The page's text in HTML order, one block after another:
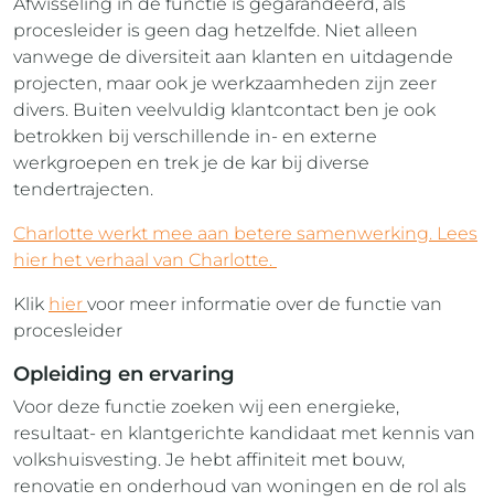
procesleider is geen dag hetzelfde. Niet alleen
vanwege de diversiteit aan klanten en uitdagende
projecten, maar ook je werkzaamheden zijn zeer
divers. Buiten veelvuldig klantcontact ben je ook
betrokken bij verschillende in- en externe
werkgroepen en trek je de kar bij diverse
tendertrajecten.
Charlotte werkt mee aan betere samenwerking. Lees
hier het verhaal van Charlotte.
Klik hier voor meer informatie over de functie van
procesleider
Opleiding en ervaring
Voor deze functie zoeken wij een energieke,
resultaat- en klantgerichte kandidaat met kennis van
volkshuisvesting. Je hebt affiniteit met bouw,
renovatie en onderhoud van woningen en de rol als